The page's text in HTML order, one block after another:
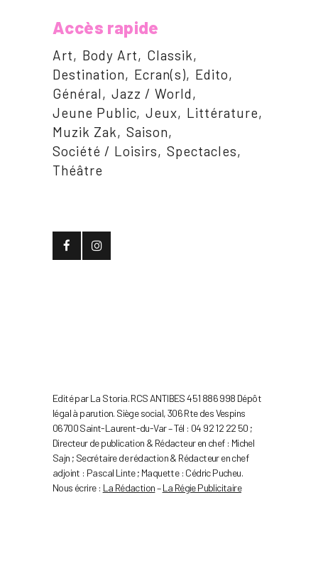
Accès rapide
Art Body Art
Classik
Destination
Ecran(s)
Edito
Général
Jazz / World
Jeune Public Jeux
Littérature
Muzik Zak
Saison
Société / Loisirs
Spectacles
Théâtre
Edité par La Storia. RCS ANTIBES 451 886 998 Dépôt
légal à parution. Siège social, 306 Rte des Vespins
06700 Saint-Laurent-du-Var – Tél : 04 92 12 22 50 ;
Directeur de publication & Rédacteur en chef : Michel
Sajn ; Secrétaire de rédaction & Rédacteur en chef
adjoint : Pascal Linte ; Maquette : Cédric Pucheu.
Nous écrire : La Rédaction–La Régie Publicitaire